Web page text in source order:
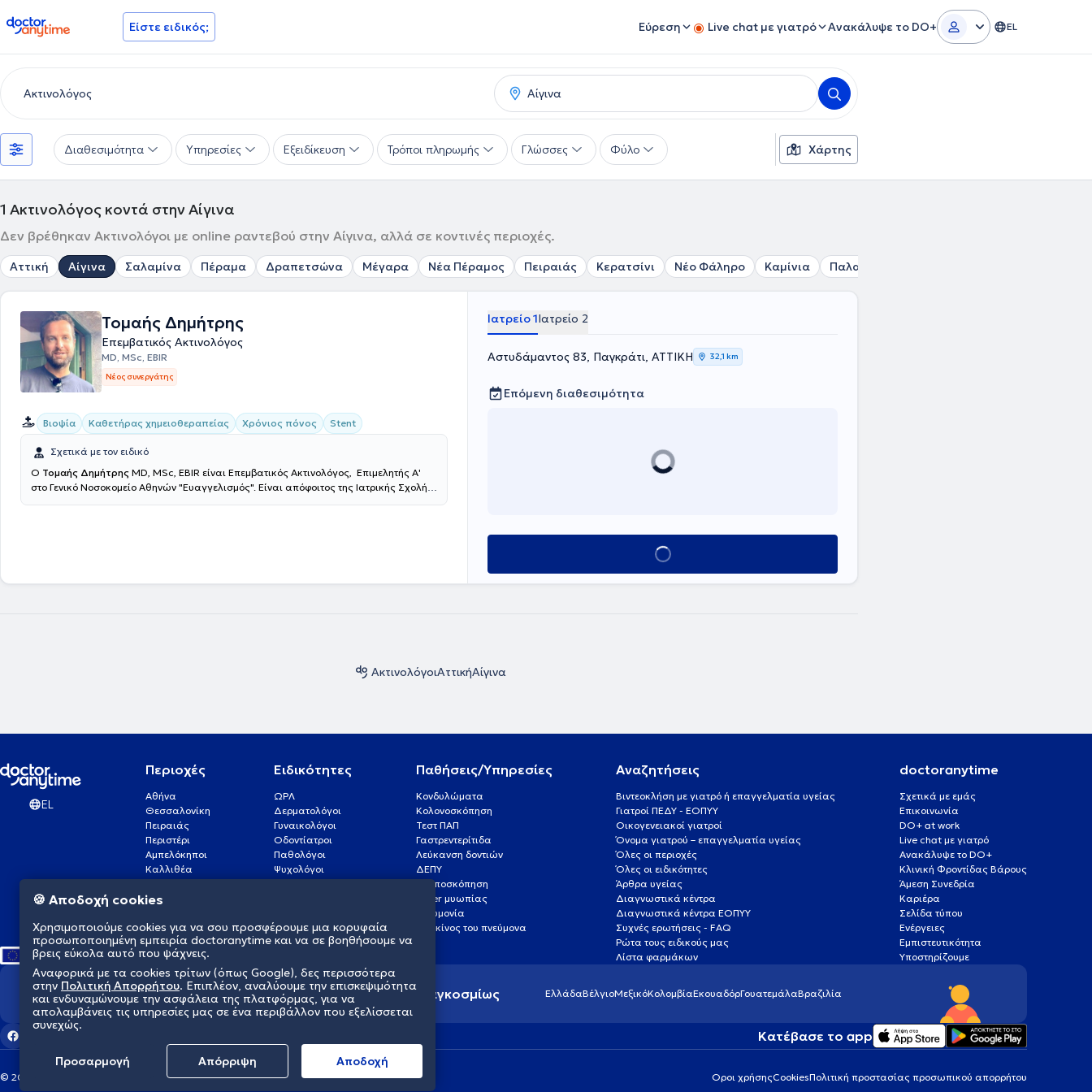
doctoranytime Είστε ειδικός; Εύρεση Live chat με γιατρό Ανακάλυψε το DO+ EL
Διαθεσιμότητα Υπηρεσίες Εξειδίκευση Τρόποι πληρωμής Γλώσσες Φύλο Χάρτης
1 Ακτινολόγος κοντά στην Αίγινα
Δεν βρέθηκαν Ακτινολόγοι με online ραντεβού στην Αίγινα, αλλά σε κοντινές περιοχές.
Αττική Αίγινα Σαλαμίνα Πέραμα Δραπετσώνα Μέγαρα Νέα Πέραμος Πειραιάς Κερατσίνι Νέο Φάληρο Καμίνια Παλαιό Φάληρο
Τομαής Δημήτρης
Επεμβατικός Ακτινολόγος
MD, MSc, EBIR
Νέος συνεργάτης
Βιοψία Καθετήρας χημειοθεραπείας Χρόνιος πόνος Stent
Σχετικά με τον ειδικό
Ο Τομαής Δημήτρης MD, MSc, EBIR είναι Επεμβατικός Ακτινολόγος, Επιμελητής Α'
στο Γενικό Νοσοκομείο Αθηνών "Ευαγγελισμός". Είναι απόφοιτος της Ιατρικής Σχολής
διεθνών συνεδρίων, με παρουσίαση εργασιών και βραβεύσεις. Τέλος, ο γιατρός
ασχολείται ενεργά με τη συγγραφή μελετών και έχει ιδιαίτερο ενδιαφέρον στη
Ιατρείο 1Ιατρείο 2
Αστυδάμαντος 83, Παγκράτι, ΑΤΤΙΚΗ 32,1 km
Επόμενη διαθεσιμότητα
Κλείσε ραντεβού
ΑκτινολόγοιΑττικήΑίγινα
EL
Περιοχές
Αθήνα
Θεσσαλονίκη
Πειραιάς
Περιστέρι
Αμπελόκηποι
Καλλιθέα
Πάτρα
Γλυφάδα
Νέα Σμύρνη
Ειδικότητες
ΩΡΛ
Δερματολόγοι
Γυναικολόγοι
Οδοντίατροι
Παθολόγοι
Ψυχολόγοι
Οφθαλμίατροι
Καρδιολόγοι
Παθήσεις/Υπηρεσίες
Κονδυλώματα
Κολονοσκόπηση
Τεστ ΠΑΠ
Γαστρεντερίτιδα
Λεύκανση δοντιών
ΔΕΠΥ
Κολποσκόπηση
Laser μυωπίας
Πνευμονία
Καρκίνος του πνεύμονα
Αναζητήσεις
Βιντεοκλήση με γιατρό ή επαγγελματία υγείας
Γιατροί ΠΕΔΥ - ΕΟΠΥΥ
Οικογενειακοί γιατροί
Όνομα γιατρού – επαγγελματία υγείας
Όλες οι περιοχές
Όλες οι ειδικότητες
Άρθρα υγείας
Διαγνωστικά κέντρα
Διαγνωστικά κέντρα ΕΟΠΥΥ
Συχνές ερωτήσεις - FAQ
Ρώτα τους ειδικούς μας
Λίστα φαρμάκων
doctoranytime
Σχετικά με εμάς
Επικοινωνία
DO+ at work
Live chat με γιατρό
Ανακάλυψε το DO+
Κλινική Φροντίδας Βάρους
Άμεση Συνεδρία
Καριέρα
Σελίδα τύπου
Ενέργειες
Εμπιστευτικότητα
Υποστηρίζουμε
Διαμορφώνουμε το μέλλον της υγείας παγκοσμίως ΕλλάδαΒέλγιοΜεξικόΚολομβίαΕκουαδόρΓουατεμάλαΒραζιλία
Κατέβασε το app
Οροι χρήσηςCookiesΠολιτική προστασίας προσωπικού απορρήτου
© 2026 doctoranytime
🍪 Αποδοχή cookies
Χρησιμοποιούμε cookies για να σου προσφέρουμε μια κορυφαία
προσωποποιημένη εμπειρία doctoranytime και να σε βοηθήσουμε να
βρεις εύκολα αυτό που ψάχνεις.
Αναφορικά με τα cookies τρίτων (όπως Google), δες περισσότερα
στην Πολιτική Απορρήτου. Επιπλέον, αναλύουμε την επισκεψιμότητα
και ενδυναμώνουμε την ασφάλεια της πλατφόρμας, για να
απολαμβάνεις τις υπηρεσίες μας σε ένα περιβάλλον που εξελίσσεται
συνεχώς.
Προσαρμογή Απόρριψη Aποδοχή